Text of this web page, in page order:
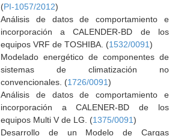
(PI-1057/2012)
Análisis de datos de comportamiento e
incorporación a CALENDER-BD de los
equipos VRF de TOSHIBA. (1532/0091)
Modelado energético de componentes de
sistemas de climatización no
convencionales. (1726/0091)
Análisis de datos de comportamiento e
incorporación a CALENER-BD de los
equipos Multi V de LG. (1375/0091)
Desarrollo de un Modelo de Cargas